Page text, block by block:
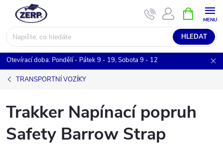
obsah
HLEDAT
NÁKUPNÍ
KOŠÍK
Otevírací doba: Pondělí - Pátek 9 - 19, Sobota 9 - 12
TRANSPORTNÍ VOZÍKY
Trakker Napínací popruh
Safety Barrow Strap